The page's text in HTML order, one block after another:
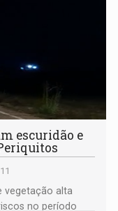
escuridão e
vegetação alta
no período